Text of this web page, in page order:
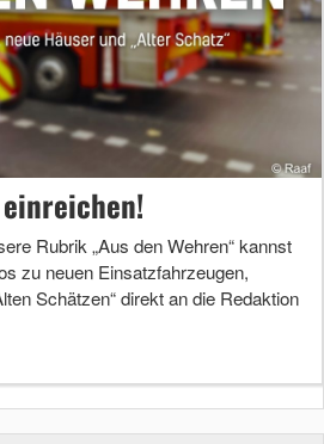
Rubrik „Aus den Wehren“ kannst
zu neuen Einsatzfahrzeugen,
Schätzen“ direkt an die Redaktion